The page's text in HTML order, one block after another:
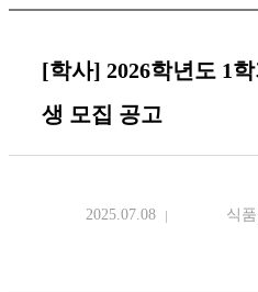
[학사] 2026학년도 1
생 모집 공고
2025.07.08 식